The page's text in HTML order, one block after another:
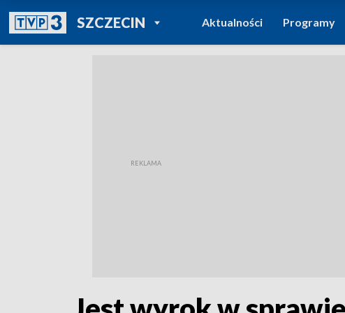
SZCZECINPOWRÓT DO
TVP REGIONY
Aktualności Programy